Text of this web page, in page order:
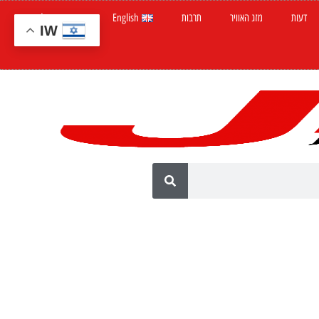
דעות מזג האוויר תרבות English חדשות ישראל
IW